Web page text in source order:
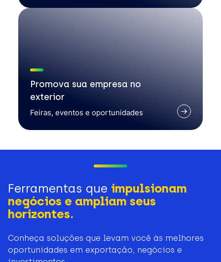
Promova sua empresa no
exterior
Feiras, eventos e oportunidades
Ferramentas que impulsionam
negócios e ampliam seus
horizontes.
Conheça soluções que levam você às melhores
oportunidades em exportação, negócios e